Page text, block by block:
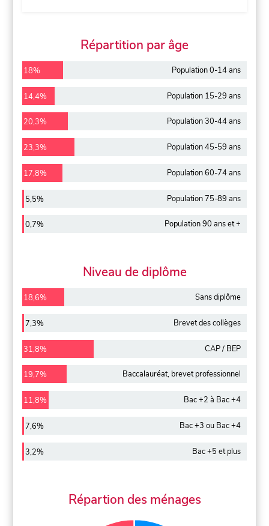
Répartition par âge
18% Population 0-14 ans
14,4% Population 15-29 ans
20,3% Population 30-44 ans
23,3% Population 45-59 ans
17,8% Population 60-74 ans
5,5% Population 75-89 ans
0,7% Population 90 ans et +
Niveau de diplôme
18,6% Sans diplôme
7,3% Brevet des collèges
31,8% CAP / BEP
19,7% Baccalauréat, brevet professionnel
11,8% Bac +2 à Bac +4
7,6% Bac +3 ou Bac +4
3,2% Bac +5 et plus
Répartion des ménages